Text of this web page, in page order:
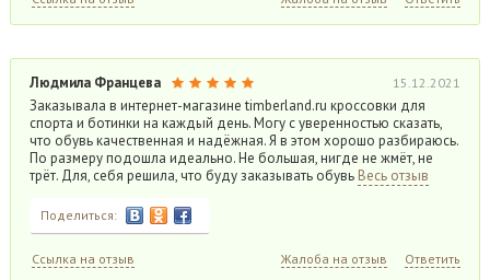
Людмила Францева 15.12.2021
Заказывала в интернет-магазине timberland.ru кроссовки для
спорта и ботинки на каждый день. Могу с уверенностью сказать,
что обувь качественная и надёжная. Я в этом хорошо разбираюсь.
По размеру подошла идеально. Не большая, нигде не жмёт, не
трёт. Для, себя решила, что буду заказывать обувь Весь отзыв
Поделиться:
Ссылка на отзыв Жалоба на отзыв Ответить